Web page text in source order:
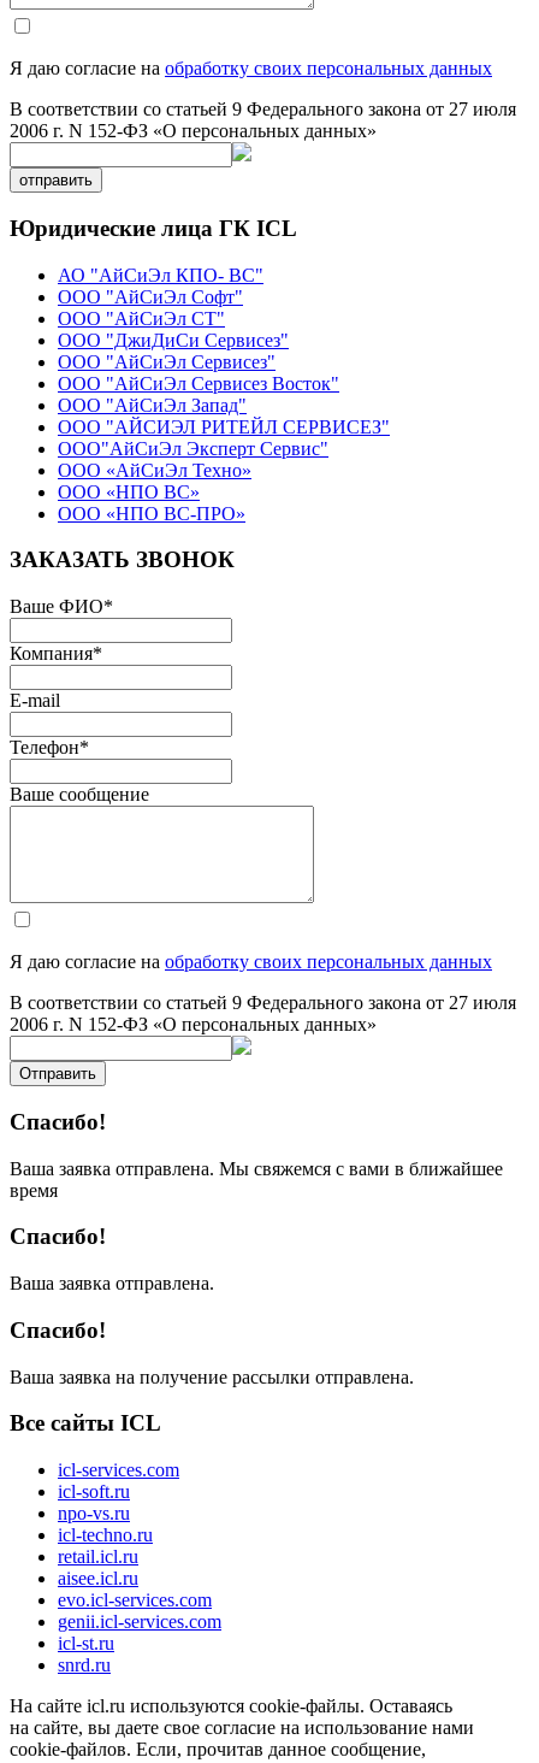
Я даю согласие на обработку своих персональных данных
В соответствии со статьей 9 Федерального закона от 27 июля
2006 г. N 152-ФЗ «О персональных данных»
отправить
Юридические лица ГК ICL
АО "АйСиЭл КПО- ВС"
ООО "АйСиЭл Софт"
ООО "АйСиЭл СТ"
ООО "ДжиДиСи Сервисез"
ООО "АйСиЭл Сервисез"
ООО "АйСиЭл Сервисез Восток"
ООО "АйСиЭл Запад"
ООО "АЙСИЭЛ РИТЕЙЛ СЕРВИСЕЗ"
ООО"АйСиЭл Эксперт Сервис"
ООО «АйСиЭл Техно»
ООО «НПО ВС»
ООО «НПО ВС-ПРО»
ЗАКАЗАТЬ ЗВОНОК
Ваше ФИО*
Компания*
E-mail
Телефон*
Ваше сообщение
Я даю согласие на обработку своих персональных данных
В соответствии со статьей 9 Федерального закона от 27 июля
2006 г. N 152-ФЗ «О персональных данных»
Отправить
Спасибо!
Ваша заявка отправлена. Мы свяжемся с вами в ближайшее
время
Спасибо!
Ваша заявка отправлена.
Спасибо!
Ваша заявка на получение рассылки отправлена.
Все сайты ICL
icl-services.com
icl-soft.ru
npo-vs.ru
icl-techno.ru
retail.icl.ru
aisee.icl.ru
evo.icl-services.com
genii.icl-services.com
icl-st.ru
snrd.ru
На сайте icl.ru используются cookie-файлы. Оставаясь
на сайте, вы даете свое согласие на использование нами
cookie-файлов. Если, прочитав данное сообщение,